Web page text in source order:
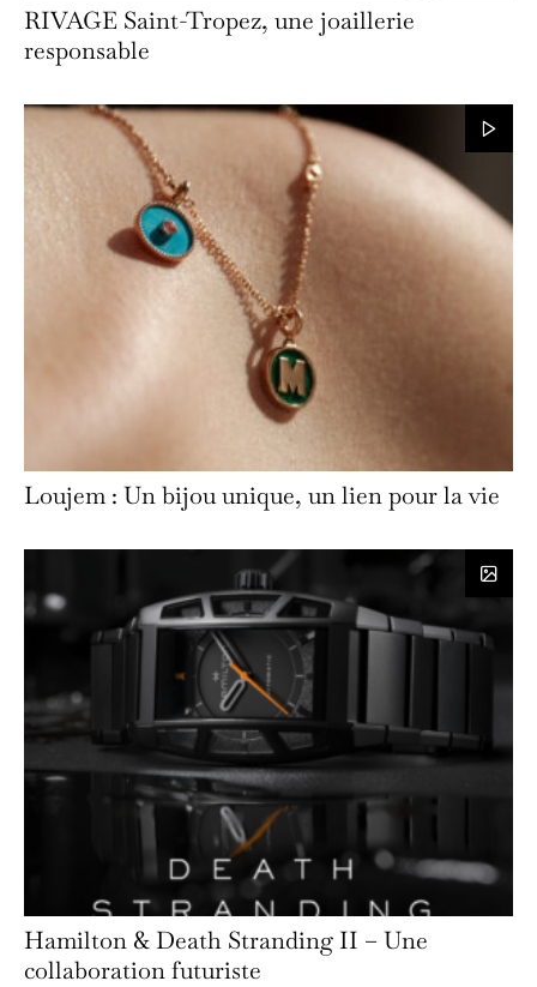
RIVAGE Saint-Tropez, une joaillerie
responsable
Loujem : Un bijou unique, un lien pour la vie
Hamilton & Death Stranding II – Une
collaboration futuriste